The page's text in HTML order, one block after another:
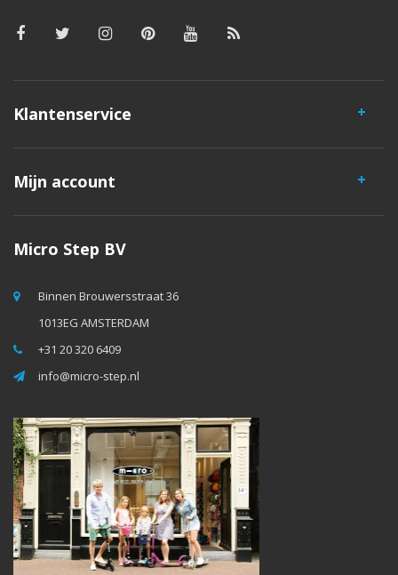
Klantenservice
Mijn account
Micro Step BV
Binnen Brouwersstraat 36
1013EG AMSTERDAM
+31 20 320 6409
info@micro-step.nl